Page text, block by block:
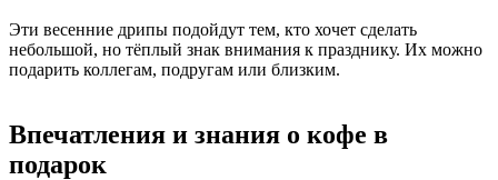
Эти весенние дрипы подойдут тем, кто хочет сделать
небольшой, но тёплый знак внимания к празднику. Их можно
подарить коллегам, подругам или близким.
Впечатления и знания о кофе в
подарок